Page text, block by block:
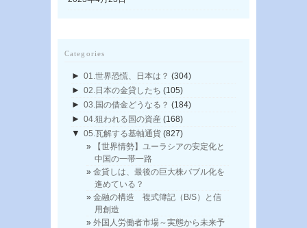
Categories
► 01.世界恐慌、日本は？ (304)
► 02.日本の金貸したち (105)
► 03.国の借金どうなる？ (184)
► 04.狙われる国の資産 (168)
▼ 05.瓦解する基軸通貨 (827)
【世界情勢】ユーラシアの安定化と
中国の一帯一路
金貸しは、最後の巨大株バブル化を
進めている？
金融の構造 複式簿記（B/S）と信
用創造
外国人労働者市場～実態から未来予